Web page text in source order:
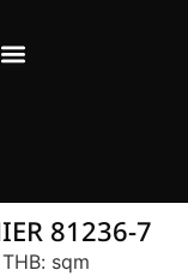
81236-7
: sqm